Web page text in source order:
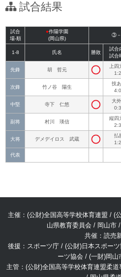
試合結果
試合
場-順
●作陽学園
(岡山県)
③－
1-8 氏名 勝敗
試合
試合
先鋒 胡 哲元
上四
次鋒 竹ノ谷 陽生
技
中堅 寺下 仁悠
大
副将 村川 瑛信
縦四
大将 デメデイロス 武蔵
払
代表
主催：(公財)全国高等学校体育連盟 / (
山県教育委員会 / 岡山市
共催：読売
後援：スポーツ庁 / (公財)日本スポー
ーツ協会 / (一財)岡山
主管：(公財)全国高等学校体育連盟柔